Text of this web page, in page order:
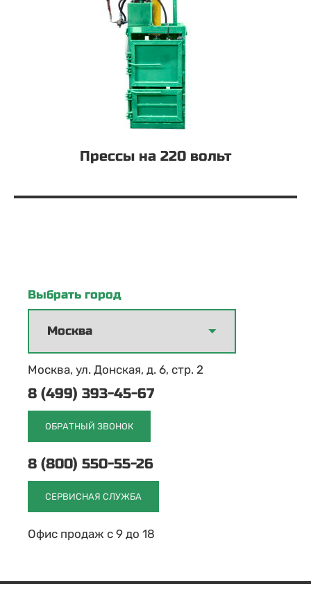
Прессы на 220 вольт
Выбрать город
Москва, ул. Донская, д. 6, стр. 2
8 (499) 393-45-67
ОБРАТНЫЙ ЗВОНОК
8 (800) 550-55-26
СЕРВИСНАЯ СЛУЖБА
Офис продаж с 9 до 18